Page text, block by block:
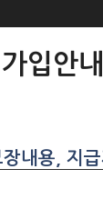
입안내
내용, 지